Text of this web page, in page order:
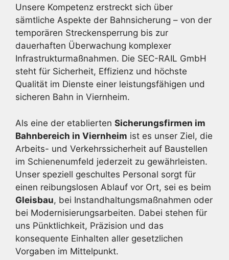
Unsere Kompetenz erstreckt sich über
sämtliche Aspekte der Bahnsicherung – von der
temporären Streckensperrung bis zur
dauerhaften Überwachung komplexer
Infrastrukturmaßnahmen. Die SEC-RAIL GmbH
steht für Sicherheit, Effizienz und höchste
Qualität im Dienste einer leistungsfähigen und
sicheren Bahn in Viernheim.
Als eine der etablierten Sicherungsfirmen im
Bahnbereich in Viernheim ist es unser Ziel, die
Arbeits- und Verkehrssicherheit auf Baustellen
im Schienenumfeld jederzeit zu gewährleisten.
Unser speziell geschultes Personal sorgt für
einen reibungslosen Ablauf vor Ort, sei es beim
Gleisbau, bei Instandhaltungsmaßnahmen oder
bei Modernisierungsarbeiten. Dabei stehen für
uns Pünktlichkeit, Präzision und das
konsequente Einhalten aller gesetzlichen
Vorgaben im Mittelpunkt.